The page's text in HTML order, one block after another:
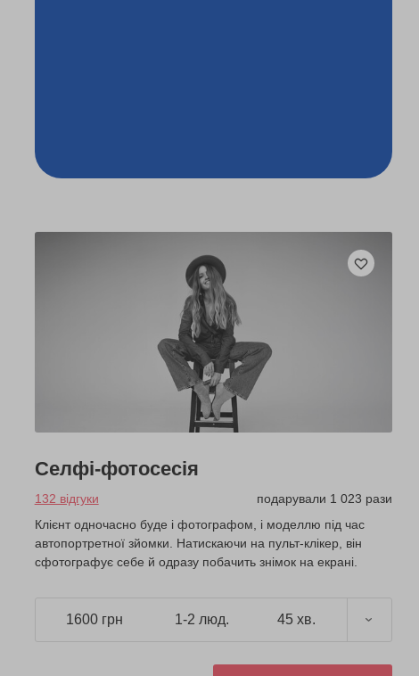
Селфі-фотосесія
132 відгуки
подарували 1 023 рази
Клієнт одночасно буде і фотографом, і моделлю під час
автопортретної зйомки. Натискаючи на пульт-клікер, він
сфотографує себе й одразу побачить знімок на екрані.
1600 грн 1-2 люд. 45 хв.